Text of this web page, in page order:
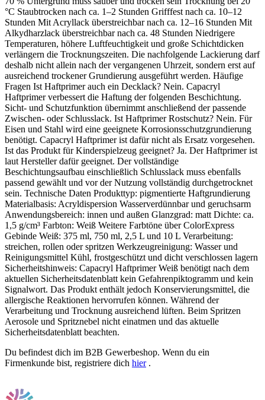
Du befindest dich im B2B Gewerbeshop. Wenn du ein
Firmenkunde bist, registriere dich hier.